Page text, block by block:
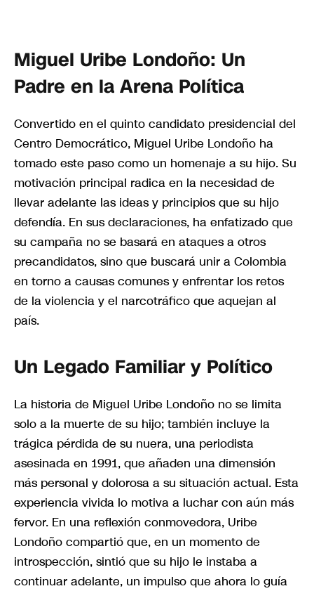
Miguel Uribe Londoño: Un
Padre en la Arena Política
Convertido en el quinto candidato presidencial del
Centro Democrático, Miguel Uribe Londoño ha
tomado este paso como un homenaje a su hijo. Su
motivación principal radica en la necesidad de
llevar adelante las ideas y principios que su hijo
defendía. En sus declaraciones, ha enfatizado que
su campaña no se basará en ataques a otros
precandidatos, sino que buscará unir a Colombia
en torno a causas comunes y enfrentar los retos
de la violencia y el narcotráfico que aquejan al
país.
Un Legado Familiar y Político
La historia de Miguel Uribe Londoño no se limita
solo a la muerte de su hijo; también incluye la
trágica pérdida de su nuera, una periodista
asesinada en 1991, que añaden una dimensión
más personal y dolorosa a su situación actual. Esta
experiencia vivida lo motiva a luchar con aún más
fervor. En una reflexión conmovedora, Uribe
Londoño compartió que, en un momento de
introspección, sintió que su hijo le instaba a
continuar adelante, un impulso que ahora lo guía